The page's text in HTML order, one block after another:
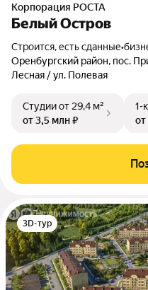
Корпорация РОСТА
Белый Остров
Строится, есть сданные•
Оренбургский район, пос.
Лесная / ул. Полевая
Студииот 29,4 м²
от 3,5 млн ₽
1-
3D-тур